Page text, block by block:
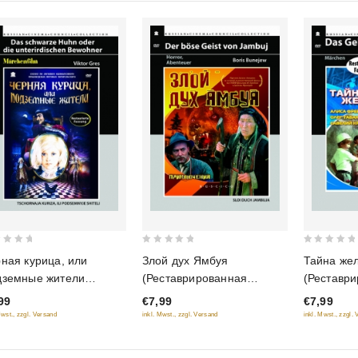
курица, или
жители
(Diamant)
zzgl. Versand
of
5
Злой дух Ямбуя
(Реставрированная
версия) (Diamant)
€7,99
inkl. Mwst., zzgl. Versand
of
5
Тайна
версия)
€7,99
inkl. Mwst., zzgl.